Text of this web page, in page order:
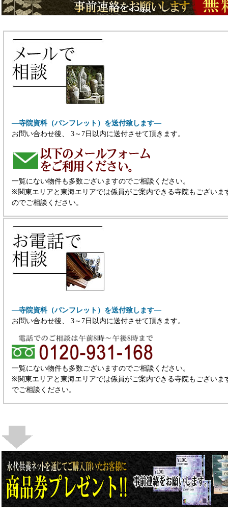
―寺院資料（パンフレット）を送付致します―
お問い合わせ後、 3～7日以内に送付させて頂きます。
一覧にない物件も多数ございますのでご相談ください。
※関東エリアと東海エリアでは係員がご案内できる寺院もございま
のでご相談ください。
―寺院資料（パンフレット）を送付致します―
お問い合わせ後、 3～7日以内に送付させて頂きます。
一覧にない物件も多数ございますのでご相談ください。
※関東エリアと東海エリアでは係員がご案内できる寺院もございま
でご相談ください。